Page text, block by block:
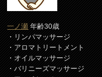
一ノ瀬年齢30歳
・リンパマッサージ
・アロマトリートメント
・オイルマッサージ
・バリニーズマッサージ